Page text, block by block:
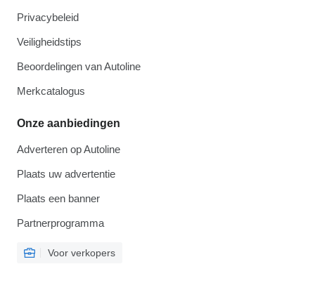
Privacybeleid
Veiligheidstips
Beoordelingen van Autoline
Merkcatalogus
Onze aanbiedingen
Adverteren op Autoline
Plaats uw advertentie
Plaats een banner
Partnerprogramma
Voor verkopers